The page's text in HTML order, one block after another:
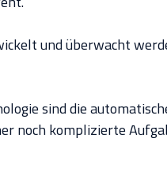
und überwacht
sind die
noch komplizierte